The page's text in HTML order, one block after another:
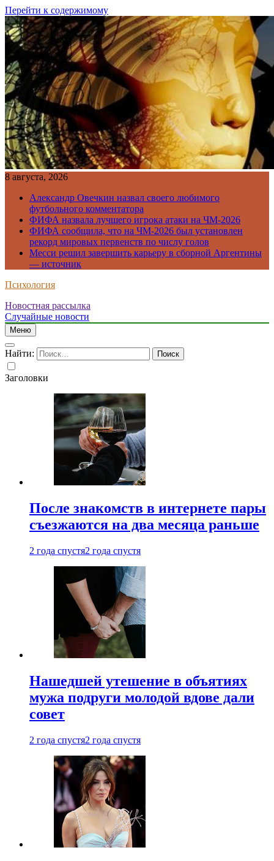
Перейти к содержимому
8 августа, 2026
Александр Овечкин назвал своего любимого
футбольного комментатора
ФИФА назвала лучшего игрока атаки на ЧМ-2026
ФИФА сообщила, что на ЧМ-2026 был установлен
рекорд мировых первенств по числу голов
Месси решил завершить карьеру в сборной Аргентины
— источник
Психология
Новостная рассылка
Случайные новости
Меню
Найти:
Заголовки
После знакомств в интернете пары
съезжаются на два месяца раньше
2 года спустя2 года спустя
Нашедшей утешение в объятиях
мужа подруги молодой вдове дали
совет
2 года спустя2 года спустя